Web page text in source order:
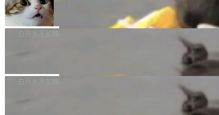
ceXAI的资金消耗速度尤为引人瞩目。然而，支
撑庞大支出的资金来源却呈现出截然不同的面
貌。数据显示，微软和 Meta 主要依托充沛的经
你可以用 curl -fsSL https://dev.meta.ai/install.
sh | bash 安装一个能在大项目里自动规划、写
代码、验证结果的 AI 终端工具。 据介绍，Muse
个主 agent 循环，外加一组后台 agent。这些后
美团开源 LoHoSearch，用知识图谱校
准 AI 能力认知
机器出题的前提，是让机器拥有全局视野。整个
构建流程可以分为四个环节：建图 → 控制难度
白开水不加糖
库，并将作为transport接入Mooncake TENT。
白开水不加糖